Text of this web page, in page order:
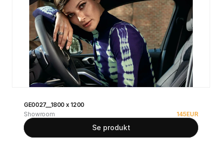
GE0027__1800 x 1200
Showroom
145EUR
Se produkt